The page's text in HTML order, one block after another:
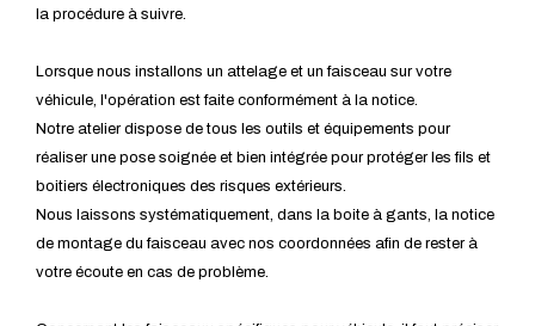
la procédure à suivre.
Lorsque nous installons un attelage et un faisceau sur votre
véhicule, l'opération est faite conformément à la notice.
Notre atelier dispose de tous les outils et équipements pour
réaliser une pose soignée et bien intégrée pour protéger les fils et
boitiers électroniques des risques extérieurs.
Nous laissons systématiquement, dans la boite à gants, la notice
de montage du faisceau avec nos coordonnées afin de rester à
votre écoute en cas de problème.